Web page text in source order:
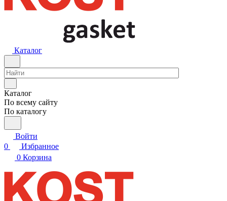
Каталог
Каталог
По всему сайту
По каталогу
Войти
0
Избранное
0 Корзина